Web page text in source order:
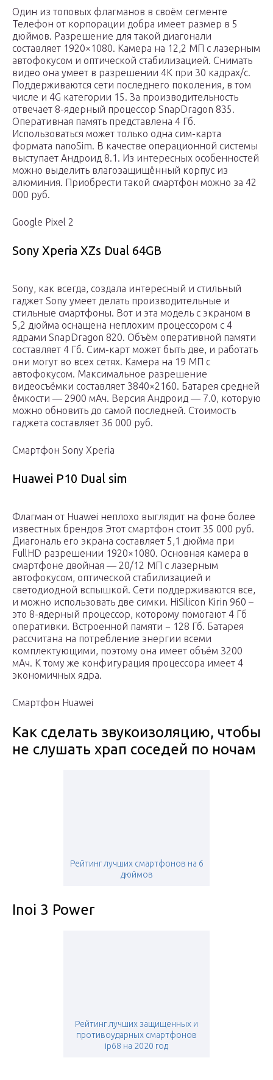
Один из топовых флагманов в своём сегменте
Телефон от корпорации добра имеет размер в 5
дюймов. Разрешение для такой диагонали
составляет 1920×1080. Камера на 12,2 МП с лазерным
автофокусом и оптической стабилизацией. Снимать
видео она умеет в разрешении 4К при 30 кадрах/с.
Поддерживаются сети последнего поколения, в том
числе и 4G категории 15. За производительность
отвечает 8-ядерный процессор SnapDragon 835.
Оперативная память представлена 4 Гб.
Использоваться может только одна сим-карта
формата nanoSim. В качестве операционной системы
выступает Андроид 8.1. Из интересных особенностей
можно выделить влагозащищённый корпус из
алюминия. Приобрести такой смартфон можно за 42
000 руб.
Google Pixel 2
Sony Xperia XZs Dual 64GB
Sony, как всегда, создала интересный и стильный
гаджет Sony умеет делать производительные и
стильные смартфоны. Вот и эта модель с экраном в
5,2 дюйма оснащена неплохим процессором с 4
ядрами SnapDragon 820. Объём оперативной памяти
составляет 4 Гб. Сим-карт может быть две, и работать
они могут во всех сетях. Камера на 19 МП с
автофокусом. Максимальное разрешение
видеосъёмки составляет 3840×2160. Батарея средней
ёмкости — 2900 мАч. Версия Андроид — 7.0, которую
можно обновить до самой последней. Стоимость
гаджета составляет 36 000 руб.
Смартфон Sony Xperia
Huawei P10 Dual sim
Флагман от Huawei неплохо выглядит на фоне более
известных брендов Этот смартфон стоит 35 000 руб.
Диагональ его экрана составляет 5,1 дюйма при
FullHD разрешении 1920×1080. Основная камера в
смартфоне двойная — 20/12 МП с лазерным
автофокусом, оптической стабилизацией и
светодиодной вспышкой. Сети поддерживаются все,
и можно использовать две симки. HiSilicon Kirin 960 –
это 8-ядерный процессор, которому помогают 4 Гб
оперативки. Встроенной памяти − 128 Гб. Батарея
рассчитана на потребление энергии всеми
комплектующими, поэтому она имеет объём 3200
мАч. К тому же конфигурация процессора имеет 4
экономичных ядра.
Смартфон Huawei
Как сделать звукоизоляцию, чтобы
не слушать храп соседей по ночам
Рейтинг лучших смартфонов на 6
дюймов
Inoi 3 Power
Рейтинг лучших защищенных и
противоударных смартфонов
ip68 на 2020 год